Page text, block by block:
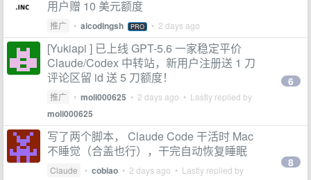
用户赠 10 美元额度
推广 • aicodingsh PRO • 2 days ago
[Yukiapi ] 已上线 GPT-5.6 一家稳定平价
Claude/Codex 中转站，新用户注册送 1 刀
评论区留 id 送 5 刀额度！
推广 • moli000625 • 2 days ago • Lastly replied by
moli000625
6
写了两个脚本， Claude Code 干活时 Mac
不睡觉（合盖也行），干完自动恢复睡眠
Claude • cobiao • 2 days ago • Lastly replied by
8